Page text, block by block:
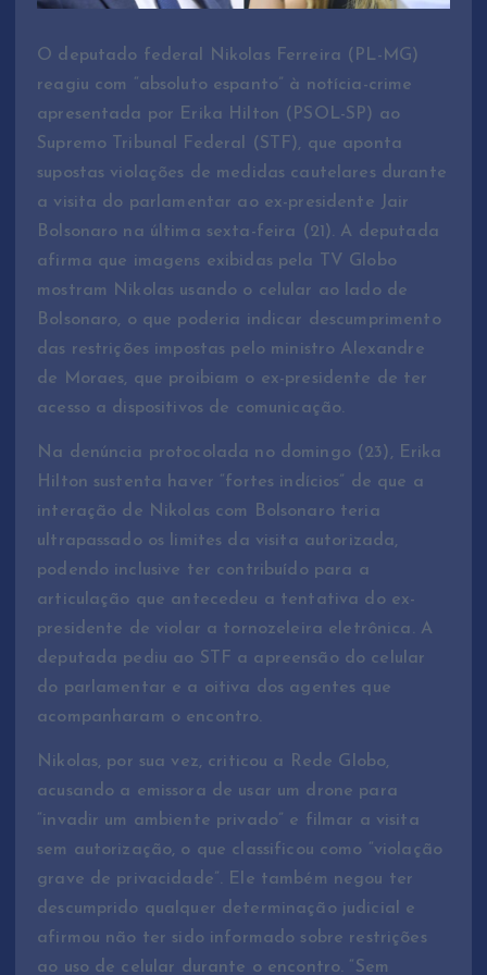
O deputado federal Nikolas Ferreira (PL-MG)
reagiu com “absoluto espanto” à notícia-crime
apresentada por Erika Hilton (PSOL-SP) ao
Supremo Tribunal Federal (STF), que aponta
supostas violações de medidas cautelares durante
a visita do parlamentar ao ex-presidente Jair
Bolsonaro na última sexta-feira (21). A deputada
afirma que imagens exibidas pela TV Globo
mostram Nikolas usando o celular ao lado de
Bolsonaro, o que poderia indicar descumprimento
das restrições impostas pelo ministro Alexandre
de Moraes, que proibiam o ex-presidente de ter
acesso a dispositivos de comunicação.
Na denúncia protocolada no domingo (23), Erika
Hilton sustenta haver “fortes indícios” de que a
interação de Nikolas com Bolsonaro teria
ultrapassado os limites da visita autorizada,
podendo inclusive ter contribuído para a
articulação que antecedeu a tentativa do ex-
presidente de violar a tornozeleira eletrônica. A
deputada pediu ao STF a apreensão do celular
do parlamentar e a oitiva dos agentes que
acompanharam o encontro.
Nikolas, por sua vez, criticou a Rede Globo,
acusando a emissora de usar um drone para
“invadir um ambiente privado” e filmar a visita
sem autorização, o que classificou como “violação
grave de privacidade”. Ele também negou ter
descumprido qualquer determinação judicial e
afirmou não ter sido informado sobre restrições
ao uso de celular durante o encontro. “Sem